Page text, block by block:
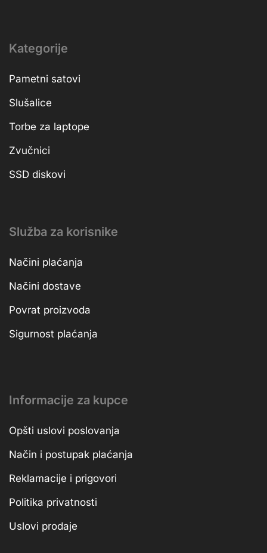
Kategorije
Pametni satovi
Slušalice
Torbe za laptope
Zvučnici
SSD diskovi
Služba za korisnike
Načini plaćanja
Načini dostave
Povrat proizvoda
Sigurnost plaćanja
Informacije za kupce
Opšti uslovi poslovanja
Način i postupak plaćanja
Reklamacije i prigovori
Politika privatnosti
Uslovi prodaje